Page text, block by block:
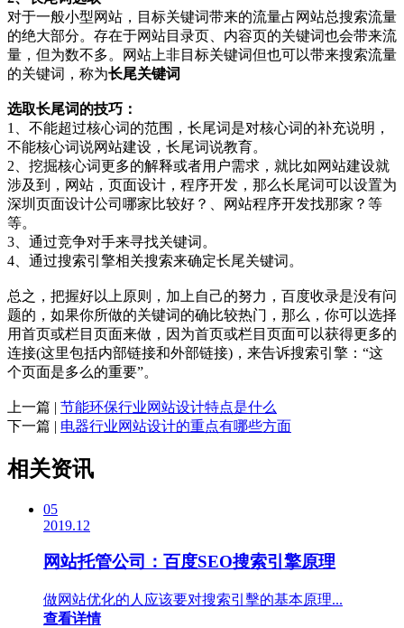
对于一般小型网站，目标关键词带来的流量占网站总搜索流量
的绝大部分。存在于网站目录页、内容页的关键词也会带来流
量，但为数不多。网站上非目标关键词但也可以带来搜索流量
的关键词，称为长尾关键词
选取长尾词的技巧：
1、不能超过核心词的范围，长尾词是对核心词的补充说明，
不能核心词说网站建设，长尾词说教育。
2、挖掘核心词更多的解释或者用户需求，就比如网站建设就
涉及到，网站，页面设计，程序开发，那么长尾词可以设置为
深圳页面设计公司哪家比较好？、网站程序开发找那家？等
等。
3、通过竞争对手来寻找关键词。
4、通过搜索引擎相关搜索来确定长尾关键词。
总之，把握好以上原则，加上自己的努力，百度收录是没有问
题的，如果你所做的关键词的确比较热门，那么，你可以选择
用首页或栏目页面来做，因为首页或栏目页面可以获得更多的
连接(这里包括内部链接和外部链接)，来告诉搜索引擎：“这
个页面是多么的重要”。
上一篇 | 节能环保行业网站设计特点是什么
下一篇 | 电器行业网站设计的重点有哪些方面
相关资讯
05
2019.12
网站托管公司：百度SEO搜索引擎原理
做网站优化的人应该要对搜索引擊的基本原理...
查看详情